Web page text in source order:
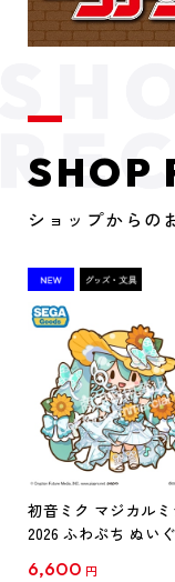
SHOP
ショップからの
初音ミク マジカルミ
2026 ふわぷち ぬい
6,600 円